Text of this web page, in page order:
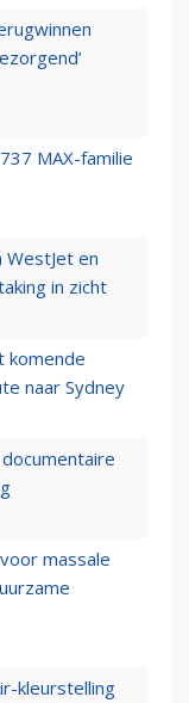
MAX-familie
en
in zicht
komende
naar Sydney
massale
kleurstelling